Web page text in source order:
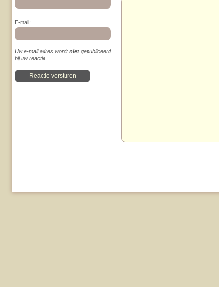
E-mail:
Uw e-mail adres wordtniet gepubliceerd
bij uw reactie